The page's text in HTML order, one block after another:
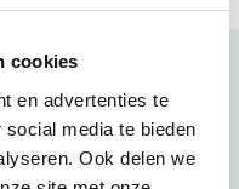
cookies
en advertenties te
media te bieden
Ook delen we